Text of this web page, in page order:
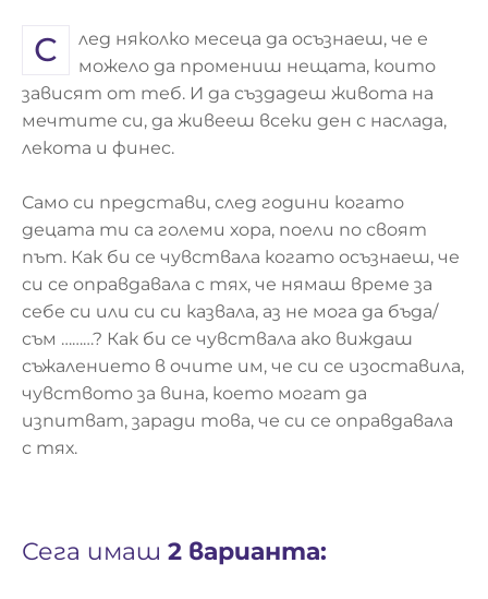
След няколко месеца да осъзнаеш, че е
можело да промениш нещата, които
зависят от теб. И да създадеш живота на
мечтите си, да живееш всеки ден с наслада,
лекота и финес.
Само си представи, след години когато
децата ти са големи хора, поели по своят
път. Как би се чувствала когато осъзнаеш, че
си се оправдавала с тях, че нямаш време за
себе си или си си казвала, аз не мога да бъда/
съм ………? Как би се чувствала ако виждаш
съжалението в очите им, че си се изоставила,
чувството за вина, което могат да
изпитват, заради това, че си се оправдавала
с тях.
Сега имаш 2 варианта: